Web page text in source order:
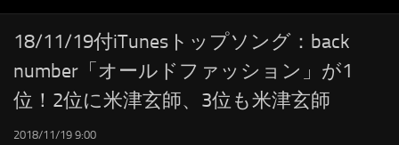
RSS
LINKS
18/11/19付iTunesトップソング：back
number「オールドファッション」が1
位！2位に米津玄師、3位も米津玄師
2018/11/19 9:00